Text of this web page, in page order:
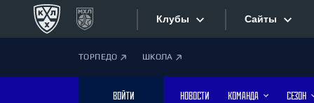
Клубы
Дивизион Боброва
Сайты
ТОРПЕДО ШКОЛА
ВОЙТИ НОВОСТИ КОМАНДА СЕЗОН